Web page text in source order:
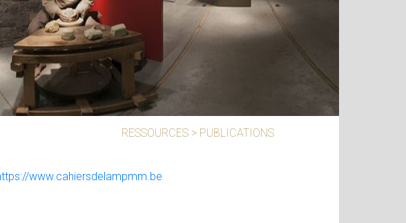
RESSOURCES> PUBLICATIONS
www.cahiersdelampmm.be